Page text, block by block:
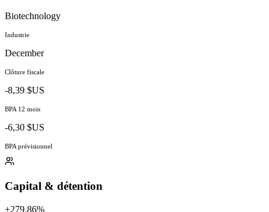
Biotechnology
Industrie
December
Clôture fiscale
-8,39 $US
BPA 12 mois
-6,30 $US
BPA prévisionnel
Capital & détention
+279.86%